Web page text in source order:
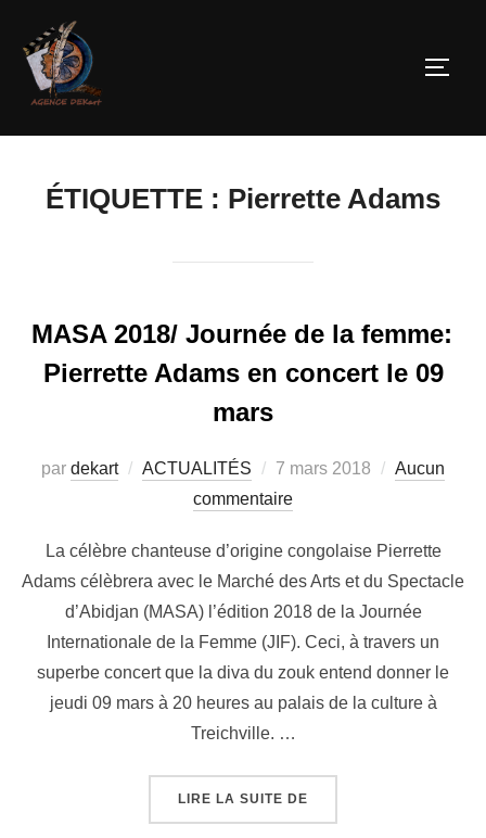
ÉTIQUETTE : Pierrette Adams
MASA 2018/ Journée de la femme:
Pierrette Adams en concert le 09
mars
par dekart ACTUALITÉS 7 mars 2018
Aucun
commentaire
La célèbre chanteuse d’origine congolaise Pierrette
Adams célèbrera avec le Marché des Arts et du Spectacle
d’Abidjan (MASA) l’édition 2018 de la Journée
Internationale de la Femme (JIF). Ceci, à travers un
superbe concert que la diva du zouk entend donner le
jeudi 09 mars à 20 heures au palais de la culture à
Treichville. …
LIRE LA SUITE DE